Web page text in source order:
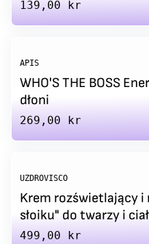
Regular price
139,00 kr
APIS
WHO'S THE BOSS
dłoni
Regular price
269,00 kr
UZDROVISCO
Krem rozświetlający i
słoiku" do twarzy i
Regular price
499,00 kr